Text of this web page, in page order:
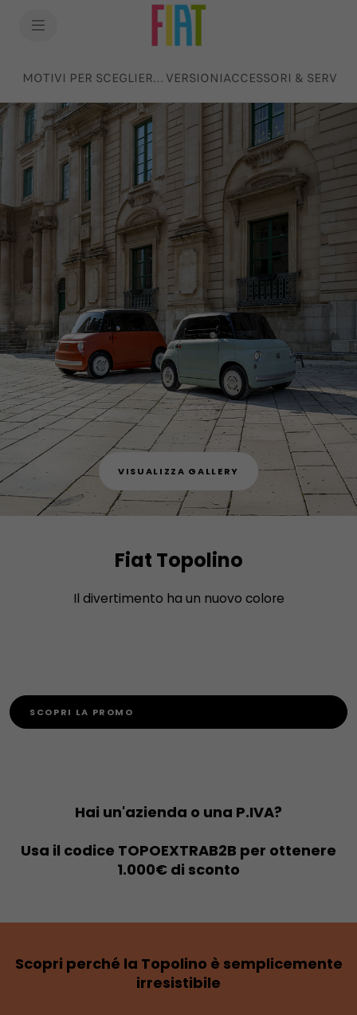
MOTIVI PER SCEGLIERLA VERSIONIACCESSORI & SERVIZI
VISUALIZZA GALLERY
Fiat Topolino
Il divertimento ha un nuovo colore
SCOPRI LA PROMO
Hai un'azienda o una P.IVA?
Usa il codice TOPOEXTRAB2B per ottenere
1.000€ di sconto
Scopri perché la Topolino è semplicemente
irresistibile